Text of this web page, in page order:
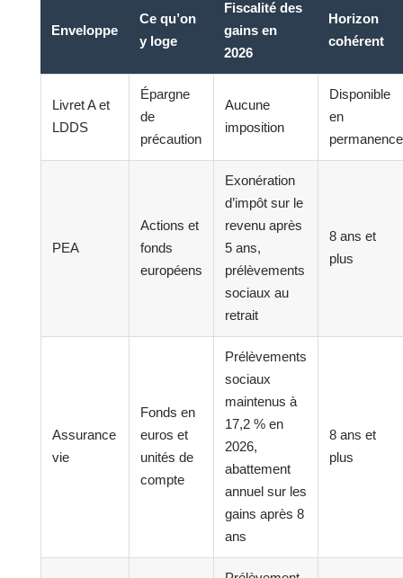
Enveloppe
Ce qu’on
y loge
Fiscalité des
gains en
2026
Horizon
cohérent
Livret A et
LDDS
Épargne
de
précaution
Aucune
imposition
Disponible
en
permanence
PEA
Actions et
fonds
européens
Exonération
d’impôt sur le
revenu après
5 ans,
prélèvements
sociaux au
retrait
8 ans et
plus
Assurance
vie
Fonds en
euros et
unités de
compte
Prélèvements
sociaux
maintenus à
17,2 % en
2026,
abattement
annuel sur les
gains après 8
ans
8 ans et
plus